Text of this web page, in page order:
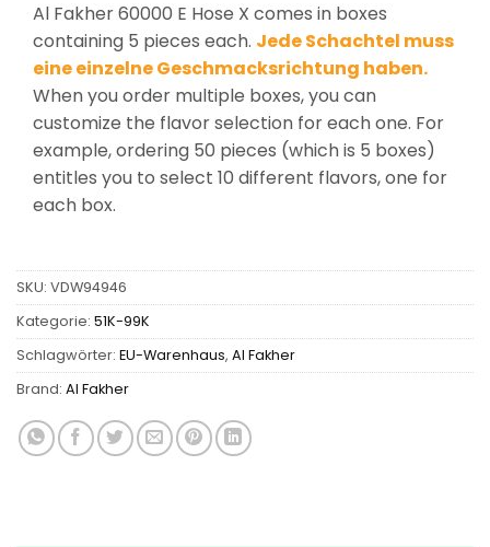
Al Fakher 60000 E Hose X comes in boxes
containing 5 pieces each. Jede Schachtel muss
eine einzelne Geschmacksrichtung haben.
When you order multiple boxes, you can
customize the flavor selection for each one. For
example, ordering 50 pieces (which is 5 boxes)
entitles you to select 10 different flavors, one for
each box.
SKU: VDW94946
Kategorie: 51K-99K
Schlagwörter: EU-Warenhaus, Al Fakher
Brand: Al Fakher